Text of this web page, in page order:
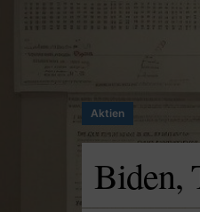
Aktien
Biden,